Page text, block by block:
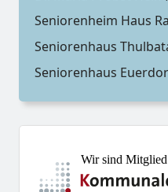
Seniorenheim Haus
Seniorenhaus
Seniorenhaus